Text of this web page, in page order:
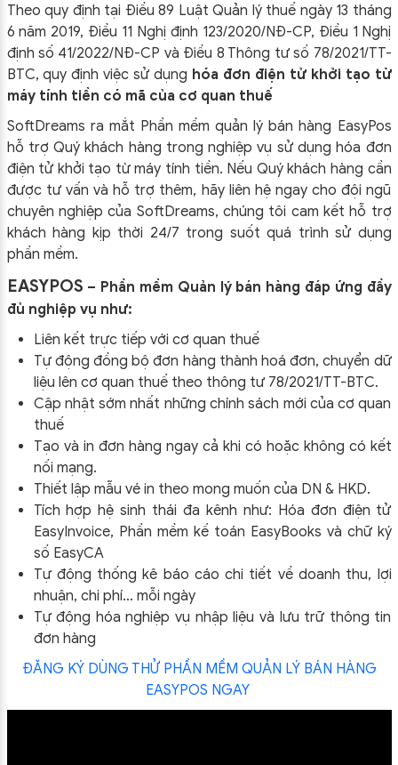
Theo quy định tại Điều 89 Luật Quản lý thuế ngày 13 tháng
6 năm 2019, Điều 11 Nghị định 123/2020/NĐ-CP, Điều 1 Nghị
định số 41/2022/NĐ-CP và Điều 8 Thông tư số 78/2021/TT-
BTC, quy định việc sử dụng hóa đơn điện tử khởi tạo từ
máy tính tiền có mã của cơ quan thuế
SoftDreams ra mắt Phần mềm quản lý bán hàng EasyPos
hỗ trợ Quý khách hàng trong nghiệp vụ sử dụnghóa đơn
điện tử khởi tạo từ máy tính tiền. Nếu Quý khách hàng cần
được tư vấn và hỗ trợ thêm, hãy liên hệ ngay cho đội ngũ
chuyên nghiệp của SoftDreams, chúng tôi cam kết hỗ trợ
khách hàng kịp thời 24/7 trong suốt quá trình sử dụng
phần mềm.
EASYPOS – Phần mềm Quản lý bán hàng đáp ứng đầy
đủ nghiệp vụ như:
Liên kết trực tiếp với cơ quan thuế
Tự động đồng bộ đơn hàng thành hoá đơn, chuyển dữ
liệu lên cơ quan thuế theo thông tư 78/2021/TT-BTC.
Cập nhật sớm nhất những chính sách mới của cơ quan
thuế
Tạo và in đơn hàng ngay cả khi có hoặc không có kết
nối mạng.
Thiết lập mẫu vé in theo mong muốn của DN & HKD.
Tích hợp hệ sinh thái đa kênh như: Hóa đơn điện tử
EasyInvoice, Phần mềm kế toán EasyBooks và chữ ký
số EasyCA
Tự động thống kê báo cáo chi tiết về doanh thu, lợi
nhuận, chi phí… mỗi ngày
Tự động hóa nghiệp vụ nhập liệu và lưu trữ thông tin
đơn hàng
ĐĂNG KÝ DÙNG THỬ PHẦN MỀM QUẢN LÝ BÁN HÀNG
EASYPOS NGAY